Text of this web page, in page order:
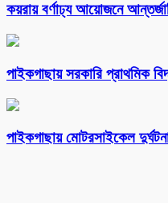
কয়রায় বর্ণাঢ্য আয়োজনে
পাইকগাছায় সরকারি প্রাথমিক
পাইকগাছায় মোটরসাইকেল